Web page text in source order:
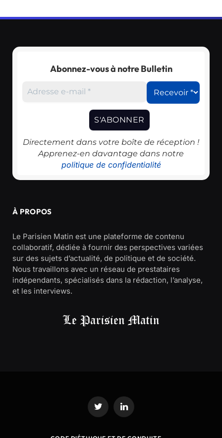
Abonnez-vous à notre Bulletin
Directement dans votre boîte de réception !
Apprenez-en davantage dans notre
politique de confidentialité
À PROPOS
Le Parisien Matin est une plateforme de contenu
collaboratif, dédiée à fournir des perspectives variées
sur des sujets d’actualité, de politique et de société.
Nous travaillons avec un réseau de prestataires
indépendants, spécialisés dans la rédaction, l’analyse,
et les interviews.
Twitter LinkedIn